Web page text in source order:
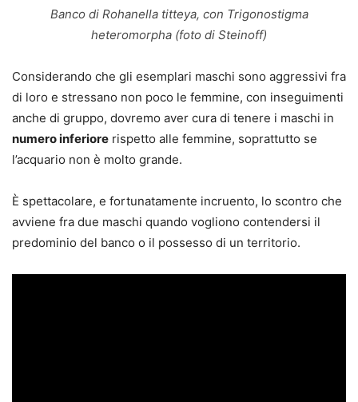
Banco di Rohanella titteya, con Trigonostigma
heteromorpha (foto di Steinoff)
Considerando che gli esemplari maschi sono aggressivi fra
di loro e stressano non poco le femmine, con inseguimenti
anche di gruppo, dovremo aver cura di tenere i maschi in
numero inferiore rispetto alle femmine, soprattutto se
l’acquario non è molto grande.
È spettacolare, e fortunatamente incruento, lo scontro che
avviene fra due maschi quando vogliono contendersi il
predominio del banco o il possesso di un territorio.